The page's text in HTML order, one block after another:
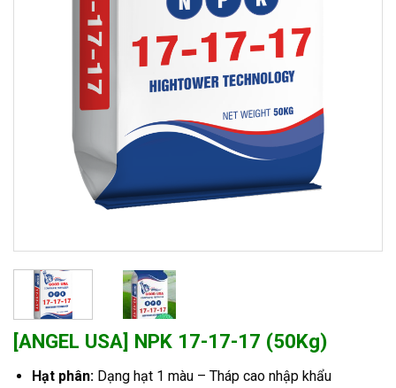
[ANGEL USA] NPK 17-17-17 (50Kg)
Hạt phân:Dạng hạt 1 màu – Tháp cao nhập khẩu